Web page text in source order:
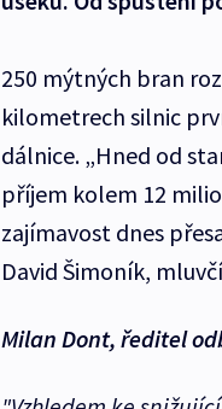
250 mýtných bran
kilometrech silnic
dálnice. „Hned od
příjem kolem 12
zajímavost dnes
David Šimoník,
Milan Dont, ředitel